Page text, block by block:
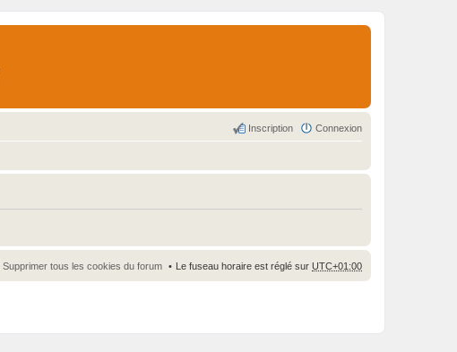
Connexion
Inscription
Le fuseau horaire est réglé sur UTC+01:00
Supprimer tous les cookies du forum